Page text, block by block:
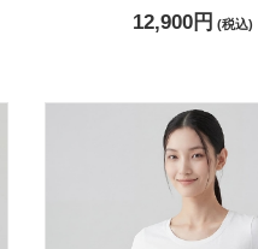
12,900円 (税込)